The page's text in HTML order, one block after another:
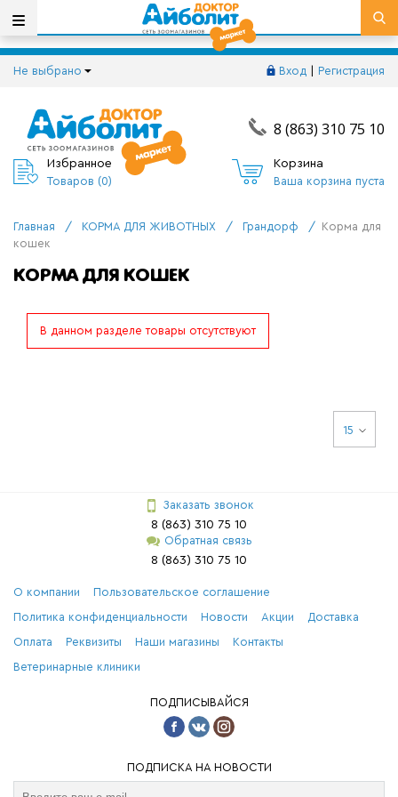
Не выбрано Вход Регистрация
8 (863) 310 75 10
Избранное
Товаров (0)
Корзина
Ваша корзина пуста
Главная / КОРМА ДЛЯ ЖИВОТНЫХ / Грандорф /
Корма для
кошек
КОРМА ДЛЯ КОШЕК
В данном разделе товары отсутствуют
15
Заказать звонок
8 (863) 310 75 10
Обратная связь
8 (863) 310 75 10
О компании Пользовательское соглашение
Политика конфиденциальности Новости Акции Доставка
Оплата Реквизиты Наши магазины Контакты
Ветеринарные клиники
ПОДПИСЫВАЙСЯ
ПОДПИСКА НА НОВОСТИ